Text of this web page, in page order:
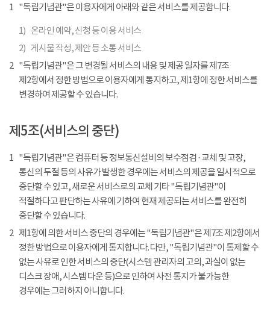
1 "독립기념관"은 이용자에게 아래와 같은 서비스를 제공합니다.
1) 온라인 예약, 신청 등 이용 서비스
2) 게시물 작성, 제안 등 소통 서비스
2 "독립기념관"은 그 변경될 서비스의 내용 및 제공 일자를 제7조
제2항에서 정한 방법으로 이용자에게 통지하고, 제1항에 정한 서비스를
변경하여 제공할 수 있습니다.
제5조(서비스의 중단)
1 "독립기념관"은 컴퓨터 등 정보통신설비의 보수점검 · 교체 및 고장,
통신의 두절 등의 사유가 발생한 경우에는 서비스의 제공을 일시적으로
중단할 수 있고, 새로운 서비스로의 교체 기타 "독립기념관"이
적절하다고 판단하는 사유에 기하여 현재 제공되는 서비스를 완전히
중단할 수 있습니다.
2 제1항에 의한 서비스 중단의 경우에는 "독립기념관"은 제7조 제2항에서
정한 방법으로 이용자에게 통지합니다. 다만, "독립기념관"이 통제할 수
없는 사유로 인한 서비스의 중단(시스템 관리자의 고의, 과실이 없는
디스크 장애, 시스템 다운 등)으로 인하여 사전 통지가 불가능한
경우에는 그러하지 아니합니다.